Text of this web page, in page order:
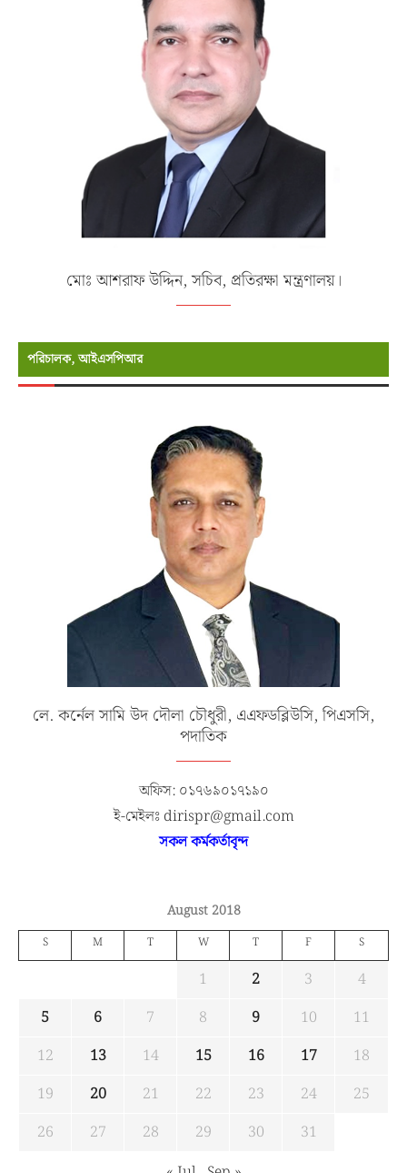
মোঃ আশরাফ উদ্দিন, সচিব, প্রতিরক্ষা মন্ত্রণালয়।
পরিচালক, আইএসপিআর
লে. কর্নেল সামি উদ দৌলা চৌধুরী, এএফডব্লিউসি, পিএসসি,
পদাতিক
অফিস: ০১৭৬৯০১৭১৯০
ই-মেইলঃ dirispr@gmail.com
সকল কর্মকর্তাবৃন্দ
August 2018
S M T W T F S
1 2 3
4
5
6 7 8 9 10
11
12
13 14 15 16 17
18
19
20 21 22 23 24
25
26
27 28 29 30
31